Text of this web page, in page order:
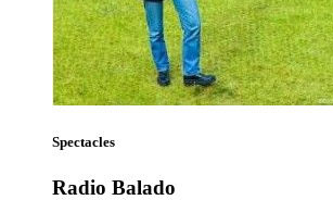
Spectacles
Radio Balado